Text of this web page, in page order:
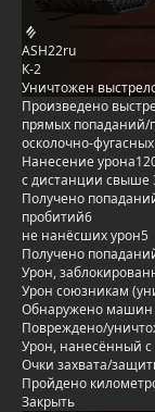
ASH22ru
К-2
Уничтожен
Произведено
прямых попаданий/
осколочно-
Нанесение урона
с дистанции свыше
Получено
пробитий6
не нанёсших урон5
Получено
Урон,
Урон союзникам
Обнаружено машин
Повреждено/
Урон, нанесённый
Очки захвата/
Пройдено
Закрыть